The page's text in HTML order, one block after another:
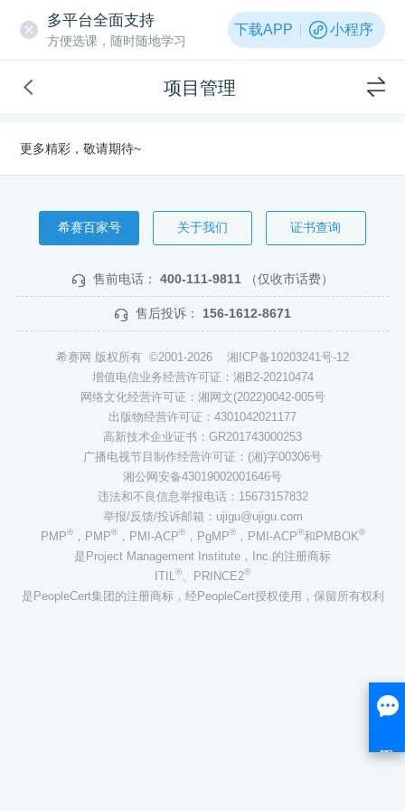
多平台全面支持
方便选课，随时随地学习
下载APP 小程序
项目管理
更多精彩，敬请期待~
希赛百家号 关于我们 证书查询
售前电话： 400-111-9811 （仅收市话费）
售后投诉： 156-1612-8671
希赛网 版权所有 ©2001-2026 湘ICP备10203241号-12
增值电信业务经营许可证：湘B2-20210474
网络文化经营许可证：湘网文(2022)0042-005号
出版物经营许可证：4301042021177
高新技术企业证书：GR201743000253
广播电视节目制作经营许可证：(湘)字00306号
湘公网安备43019002001646号
违法和不良信息举报电话：15673157832
举报/反馈/投诉邮箱：ujigu@ujigu.com
PMP®，PMP®，PMI-ACP®，PgMP®，PMI-ACP®和PMBOK®
是Project Management Institute，Inc.的注册商标
ITIL®、PRINCE2®
是PeopleCert集团的注册商标，经PeopleCert授权使用，保留所有权利